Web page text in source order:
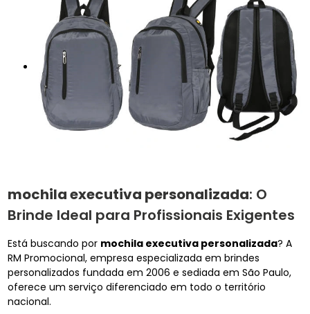
mochila executiva personalizada: O
Brinde Ideal para Profissionais Exigentes
Está buscando por mochila executiva personalizada? A
RM Promocional, empresa especializada em brindes
personalizados fundada em 2006 e sediada em São Paulo,
oferece um serviço diferenciado em todo o território
nacional.